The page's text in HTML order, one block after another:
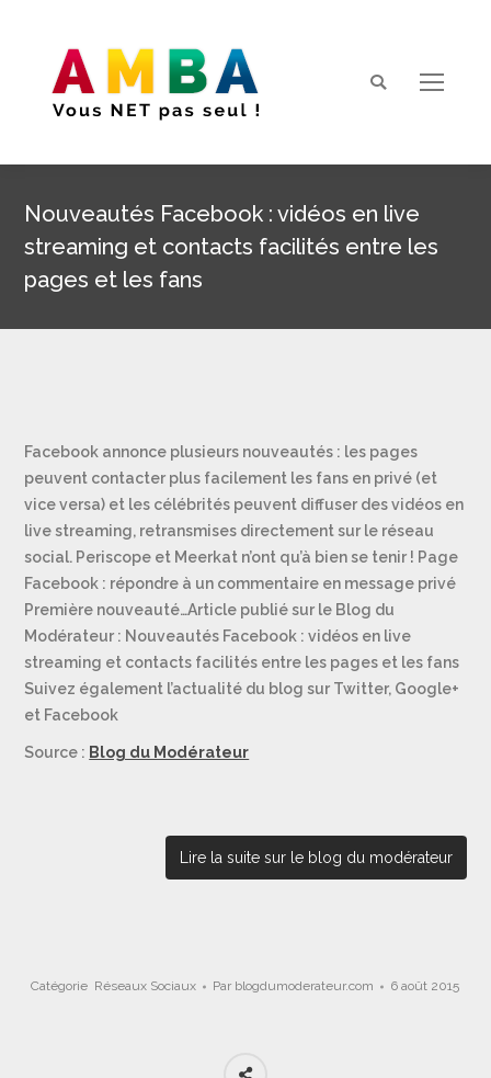
Search:
Nouveautés Facebook : vidéos en live
streaming et contacts facilités entre les
pages et les fans
Facebook annonce plusieurs nouveautés : les pages
peuvent contacter plus facilement les fans en privé (et
vice versa) et les célébrités peuvent diffuser des vidéos en
live streaming, retransmises directement sur le réseau
social. Periscope et Meerkat n’ont qu’à bien se tenir ! Page
Facebook : répondre à un commentaire en message privé
Première nouveauté…Article publié sur le Blog du
Modérateur : Nouveautés Facebook : vidéos en live
streaming et contacts facilités entre les pages et les fans
Suivez également l’actualité du blog sur Twitter, Google+
et Facebook
Source : Blog du Modérateur
Lire la suite sur le blog du modérateur
Catégorie Réseaux Sociaux Par blogdumoderateur.com 6 août 2015